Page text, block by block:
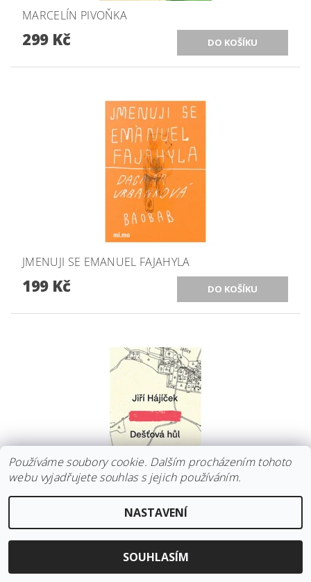
MARCELÍN PIVOŇKA
299 Kč
JMENUJI SE EMANUEL FAJAHYLA
199 Kč
299 Kč
Používáme soubory cookie. Dalším procházením tohoto
webu vyjadřujete souhlas s jejich používáním.
NASTAVENÍ
SOUHLASÍM